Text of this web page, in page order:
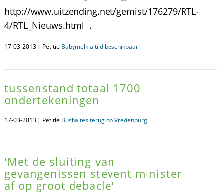
http://www.uitzending.net/gemist/176279/RTL-
4/RTL_Nieuws.html .
17-03-2013 | Petitie Babymelk altijd beschikbaar
tussenstand totaal 1700
ondertekeningen
17-03-2013 | Petitie Bushaltes terug op Vredenburg
'Met de sluiting van
gevangenissen stevent minister
af op groot debacle'